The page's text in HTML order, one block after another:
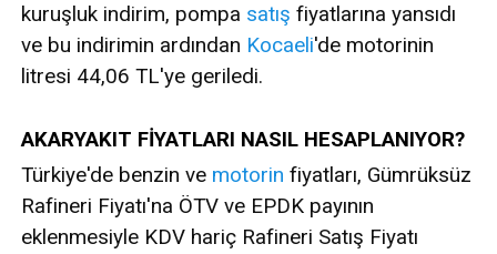
kuruşluk indirim, pompa satış fiyatlarına yansıdı
ve bu indirimin ardından Kocaeli'de motorinin
litresi 44,06 TL'ye geriledi.
AKARYAKIT FİYATLARI NASIL HESAPLANIYOR?
Türkiye'de benzin ve motorin fiyatları, Gümrüksüz
Rafineri Fiyatı'na ÖTV ve EPDK payının
eklenmesiyle KDV hariç Rafineri Satış Fiyatı